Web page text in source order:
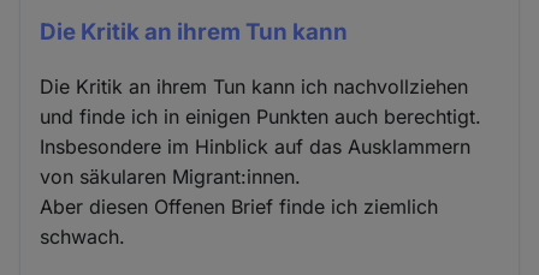
Die Kritik an ihrem Tun kann
Die Kritik an ihrem Tun kann ich nachvollziehen
und finde ich in einigen Punkten auch berechtigt.
Insbesondere im Hinblick auf das Ausklammern
von säkularen Migrant:innen.
Aber diesen Offenen Brief finde ich ziemlich
schwach.